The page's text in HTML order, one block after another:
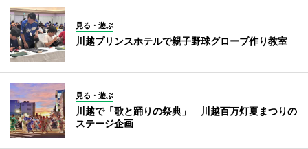
見る・遊ぶ
川越プリンスホテルで親子野球グローブ作り教室
見る・遊ぶ
川越で「歌と踊りの祭典」 川越百万灯夏まつりの
ステージ企画